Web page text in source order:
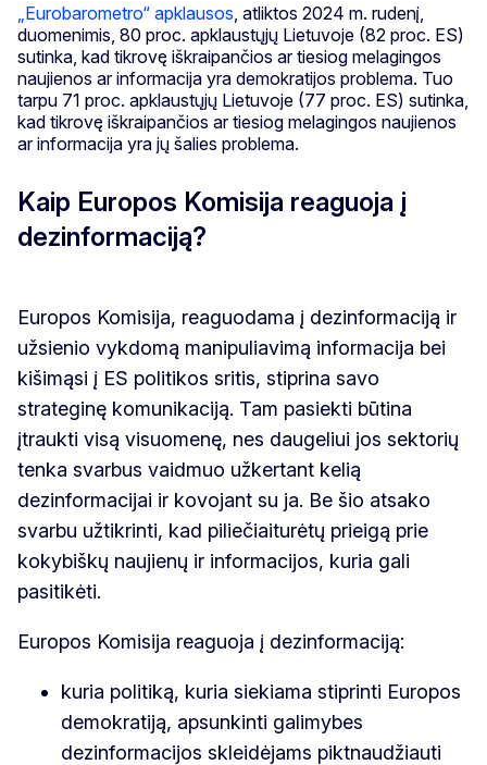
„Eurobarometro“ apklausos , atliktos 2024 m. rudenį,
duomenimis, 80 proc. apklaustųjų Lietuvoje (82 proc. ES)
sutinka, kad tikrovę iškraipančios ar tiesiog melagingos
naujienos ar informacija yra demokratijos problema. Tuo
tarpu 71 proc. apklaustųjų Lietuvoje (77 proc. ES) sutinka,
kad tikrovę iškraipančios ar tiesiog melagingos naujienos
ar informacija yra jų šalies problema.
Kaip Europos Komisija reaguoja į
dezinformaciją?
Europos Komisija, reaguodama į dezinformaciją ir
užsienio vykdomą manipuliavimą informacija bei
kišimąsi į ES politikos sritis, stiprina savo
strateginę komunikaciją. Tam pasiekti būtina
įtraukti visą visuomenę, nes daugeliui jos sektorių
tenka svarbus vaidmuo užkertant kelią
dezinformacijai ir kovojant su ja. Be šio atsako
svarbu užtikrinti, kad piliečiaiturėtų prieigą prie
kokybiškų naujienų ir informacijos, kuria gali
pasitikėti.
Europos Komisija reaguoja į dezinformaciją:
kuria politiką, kuria siekiama stiprinti Europos
demokratiją, apsunkinti galimybes
dezinformacijos skleidėjams piktnaudžiauti